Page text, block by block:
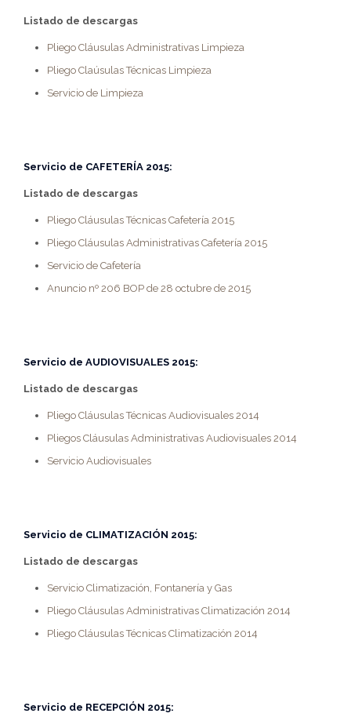
Listado de descargas
Pliego Cláusulas Administrativas Limpieza
Pliego Claúsulas Técnicas Limpieza
Servicio de Limpieza
Servicio de CAFETERÍA 2015:
Listado de descargas
Pliego Cláusulas Técnicas Cafetería 2015
Pliego Cláusulas Administrativas Cafetería 2015
Servicio de Cafetería
Anuncio nº 206 BOP de 28 octubre de 2015
Servicio de AUDIOVISUALES 2015:
Listado de descargas
Pliego Cláusulas Técnicas Audiovisuales 2014
Pliegos Cláusulas Administrativas Audiovisuales 2014
Servicio Audiovisuales
Servicio de CLIMATIZACIÓN 2015:
Listado de descargas
Servicio Climatización, Fontanería y Gas
Pliego Cláusulas Administrativas Climatización 2014
Pliego Cláusulas Técnicas Climatización 2014
Servicio de RECEPCIÓN 2015: